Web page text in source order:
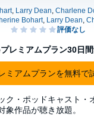
レミアムプラン30日
ミアムプランを無料で
ク・ポッドキャスト・
象作品が聴き放題。